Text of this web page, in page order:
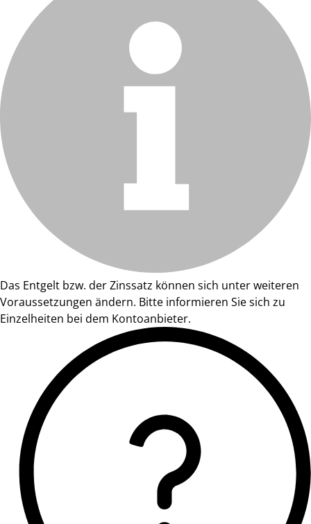
Das Entgelt bzw. der Zinssatz können sich unter weiteren
Voraussetzungen ändern. Bitte informieren Sie sich zu
Einzelheiten bei dem Kontoanbieter.